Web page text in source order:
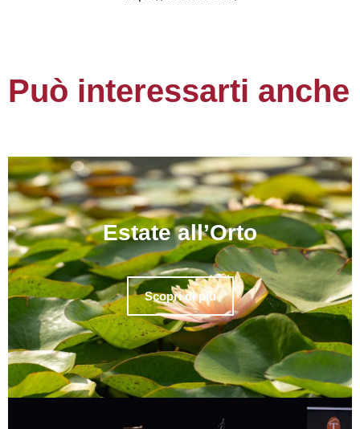
Può interessarti anche
Estate all’Orto
Scopri di più